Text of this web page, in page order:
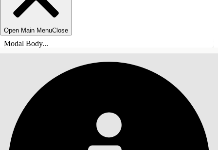
Open Main MenuClose
Modal Body...
INHALT